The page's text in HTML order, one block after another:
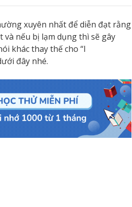
xuyên nhất để diễn đạt rằng
và nếu bị lạm dụng thì sẽ gây
khác thay thế cho “I
đây nhé.